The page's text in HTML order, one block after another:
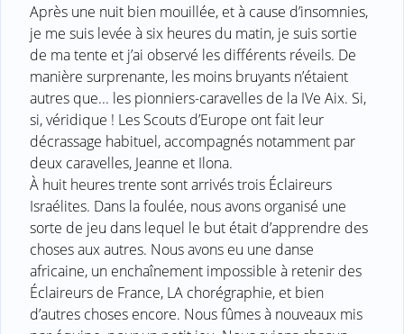
Après une nuit bien mouillée, et à cause d’insomnies,
je me suis levée à six heures du matin, je suis sortie
de ma tente et j’ai observé les différents réveils. De
manière surprenante, les moins bruyants n’étaient
autres que... les pionniers-caravelles de la IVe Aix. Si,
si, véridique ! Les Scouts d’Europe ont fait leur
décrassage habituel, accompagnés notamment par
deux caravelles, Jeanne et Ilona.
À huit heures trente sont arrivés trois Éclaireurs
Israélites. Dans la foulée, nous avons organisé une
sorte de jeu dans lequel le but était d’apprendre des
choses aux autres. Nous avons eu une danse
africaine, un enchaînement impossible à retenir des
Éclaireurs de France, LA chorégraphie, et bien
d’autres choses encore. Nous fûmes à nouveaux mis